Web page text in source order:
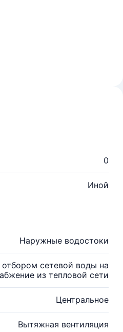
0
Иной
Наружные водостоки
сетевой воды на
из тепловой сети
Центральное
Вытяжная вентиляция